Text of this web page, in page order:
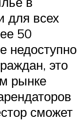
для всех
50
недоступно
это
рынке
сможет